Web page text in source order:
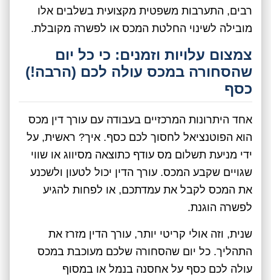
רבים, התערבות משפטית מקצועית בשלבים אלו
מובילה לשינוי החלטת המכס או לפשרה מקובלת.
צמצום עלויות וזמנים: כי כל יום
שהסחורה במכס עולה לכם (הרבה!)
כסף
אחד היתרונות המרכזיים בעבודה עם עורך דין מכס
הוא הפוטנציאל לחסוך לכם כסף. איך? ראשית, על
ידי מניעת תשלום מס עודף כתוצאה מסיווג או שווי
שגויים שקבע המכס. עורך הדין יכול לטעון ולשכנע
את המכס לקבל את עמדתכם, או לפחות להגיע
לפשרה הוגנת.
שנית, וזה אולי קריטי יותר, עורך הדין מזרז את
התהליך. כל יום שהסחורה שלכם מעוכבת במכס
עולה לכם כסף על אחסנה בנמל או במסוף